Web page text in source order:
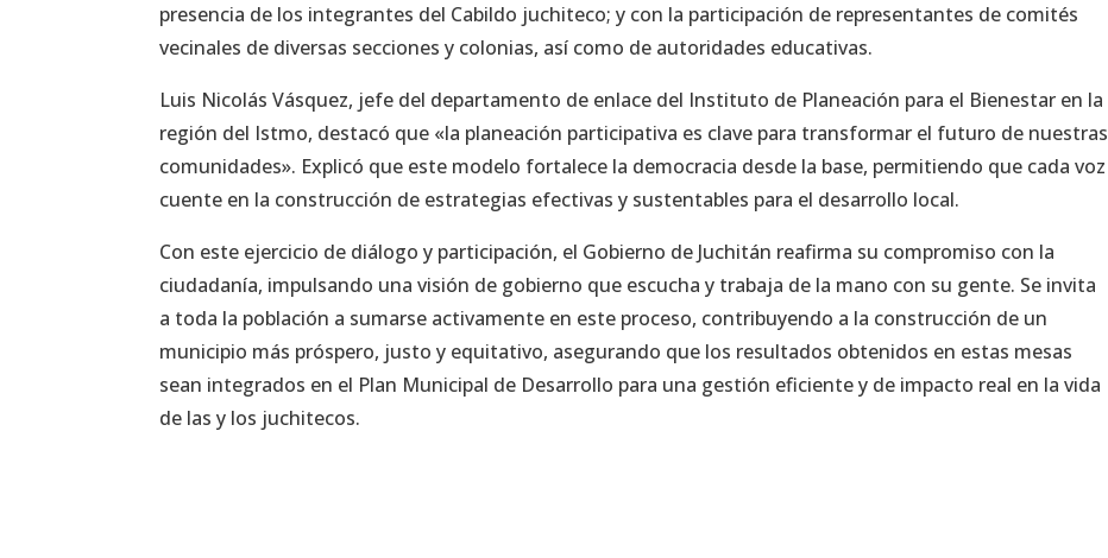
presencia de los integrantes del Cabildo juchiteco; y con la participación de representantes de comités
vecinales de diversas secciones y colonias, así como de autoridades educativas.
Luis Nicolás Vásquez, jefe del departamento de enlace del Instituto de Planeación para el Bienestar en la
región del Istmo, destacó que «la planeación participativa es clave para transformar el futuro de nuestras
comunidades». Explicó que este modelo fortalece la democracia desde la base, permitiendo que cada voz
cuente en la construcción de estrategias efectivas y sustentables para el desarrollo local.
Con este ejercicio de diálogo y participación, el Gobierno de Juchitán reafirma su compromiso con la
ciudadanía, impulsando una visión de gobierno que escucha y trabaja de la mano con su gente. Se invita
a toda la población a sumarse activamente en este proceso, contribuyendo a la construcción de un
municipio más próspero, justo y equitativo, asegurando que los resultados obtenidos en estas mesas
sean integrados en el Plan Municipal de Desarrollo para una gestión eficiente y de impacto real en la vida
de las y los juchitecos.